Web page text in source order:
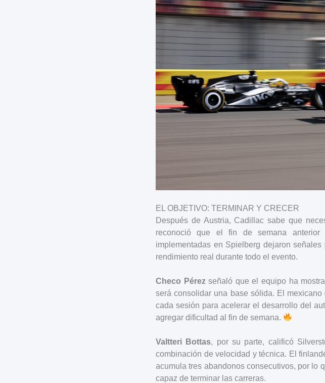
EL OBJETIVO: TERMINAR Y CRECER
Después de Austria, Cadillac sabe que
reconoció que el fin de semana anterior
implementadas en Spielberg dejaron
rendimiento real durante todo el evento.
Checo Pérezseñaló que el equipo ha
será consolidar una base sólida. El
cada sesión para acelerar el desarrollo del
agregar dificultad al fin de semana.
Valtteri Bottas, por su parte, calificó
combinación de velocidad y técnica. El
acumula tres abandonos consecutivos, por lo
capaz de terminar las carreras.